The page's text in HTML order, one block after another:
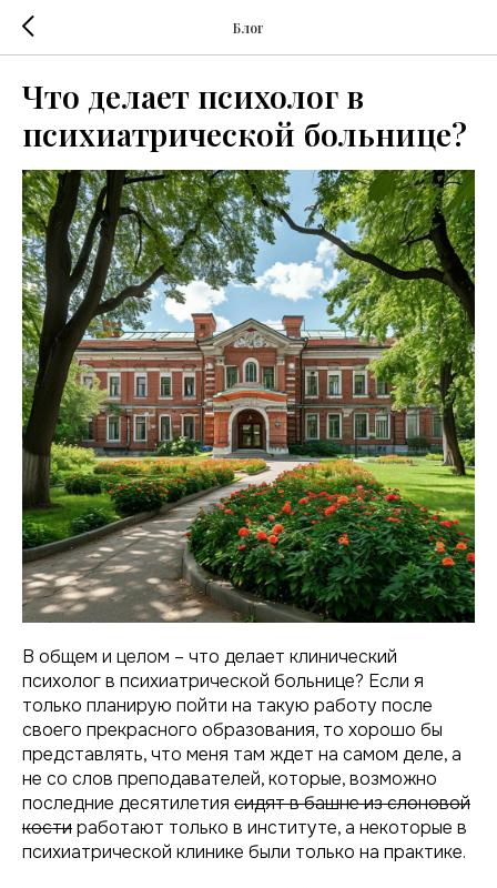
Блог
Что делает психолог в
психиатрической больнице?
В общем и целом – что делает клинический
психолог в психиатрической больнице? Если я
только планирую пойти на такую работу после
своего прекрасного образования, то хорошо бы
представлять, что меня там ждет на самом деле, а
не со слов преподавателей, которые, возможно
последние десятилетия сидят в башне из слоновой
костиработают только в институте, а некоторые в
психиатрической клинике были только на практике.